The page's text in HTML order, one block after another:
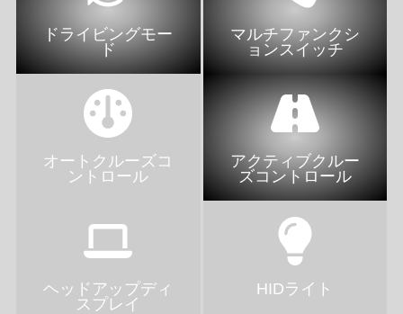
ドライビングモー
ド
マルチファンクシ
ョンスイッチ
オートクルーズコ
ントロール
アクティブクルー
ズコントロール
ヘッドアップディ
スプレイ
HIDライト